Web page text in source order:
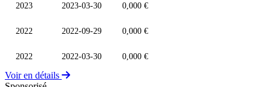
2023 2023-03-30 0,000 €
2022 2022-09-29 0,000 €
2022 2022-03-30 0,000 €
Voir en détails